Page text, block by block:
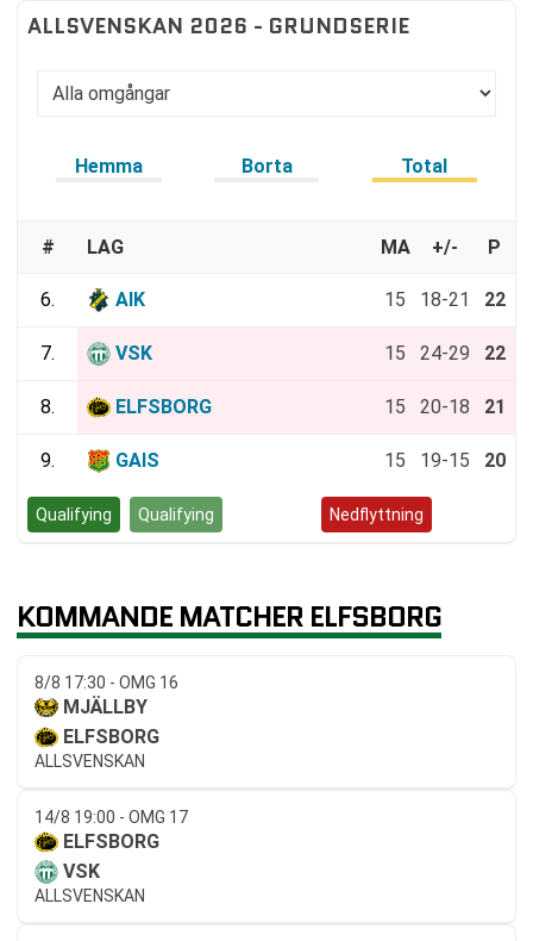
ALLSVENSKAN 2026 - GRUNDSERIE
Hemma Borta Total
# LAG MA +/- P
6. AIK 15 18-21 22
7. VSK 15 24-29 22
8. ELFSBORG 15 20-18 21
9. GAIS 15 19-15 20
Qualifying Qualifying Nedflyttning
KOMMANDE MATCHER ELFSBORG
8/8 17:30 - OMG 16
MJÄLLBY
ELFSBORG
ALLSVENSKAN
14/8 19:00 - OMG 17
ELFSBORG
VSK
ALLSVENSKAN